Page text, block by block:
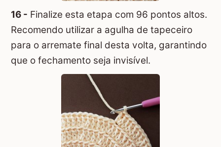
16 - Finalize esta etapa com 96 pontos altos.
Recomendo utilizar a agulha de tapeceiro
para o arremate final desta volta, garantindo
que o fechamento seja invisível.